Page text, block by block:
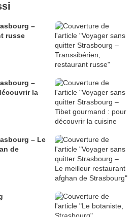
–
russe
–
la
– Le
de